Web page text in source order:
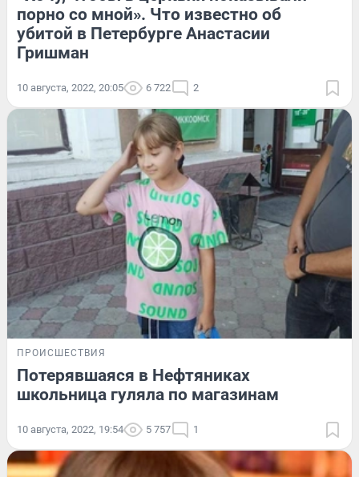
порно со мной». Что известно об
убитой в Петербурге Анастасии
Гришман
10 августа, 2022, 20:05 6 722 2
ПРОИСШЕСТВИЯ
Потерявшаяся в Нефтяниках
школьница гуляла по магазинам
10 августа, 2022, 19:54 5 757 1